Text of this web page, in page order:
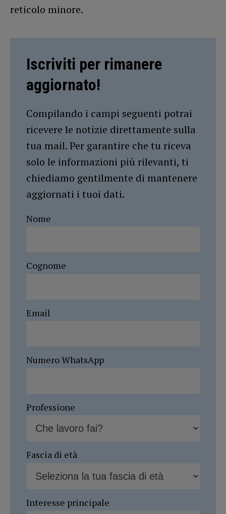
reticolo minore.
Iscriviti per rimanere
aggiornato!
Compilando i campi seguenti potrai
ricevere le notizie direttamente sulla
tua mail. Per garantire che tu riceva
solo le informazioni più rilevanti, ti
chiediamo gentilmente di mantenere
aggiornati i tuoi dati.
Nome
Cognome
Email
Numero WhatsApp
Professione
Fascia di età
Interesse principale